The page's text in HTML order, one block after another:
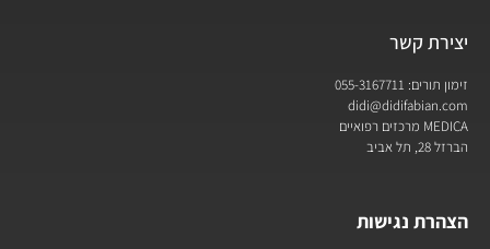
יצירת קשר
זימון תורים: 055-3167711
didi@didifabian.com
MEDICA מרכזים רפואיים
הברזל 28, תל אביב
הצהרת נגישות